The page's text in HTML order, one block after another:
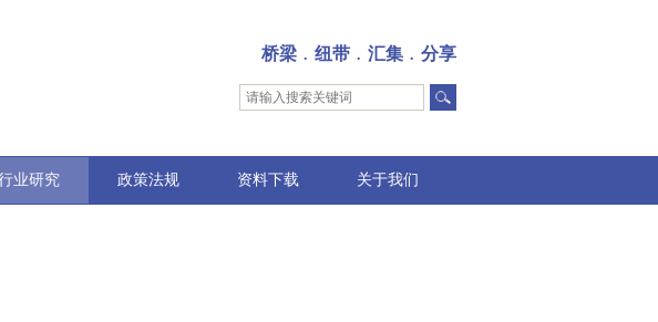
桥梁﹒纽带﹒汇集﹒分享
业研究 政策法规 资料下载 关于我们